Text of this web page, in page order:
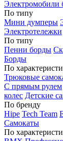
Электромобили
По типу
Мини думперы
Электротележки
По типу
Пенни борды
Борды
По
Трюковые
С прямым рулем
колес Детские
По бренду
Hipe Tech Team
Самокаты
По